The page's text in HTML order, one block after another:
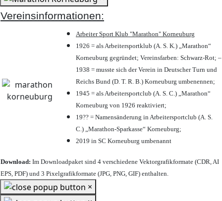
Vereinsinformationen:
Arbeiter Sport Klub "Marathon" Korneuburg
1926 = als Arbeitersportklub (A. S. K.) „Marathon“
Korneuburg gegründet; Vereinsfarben: Schwarz-Rot; –
1938 = musste sich der Verein in Deutscher Turn und
Reichs Bund (D. T. R. B.) Korneuburg umbenennen;
1945 = als Arbeitersportclub (A. S. C.) „Marathon“
Korneuburg von 1926 reaktiviert;
19?? = Namensänderung in Arbeitersportclub (A. S.
C.) „Marathon-Sparkasse“ Korneuburg;
2019 in SC Korneuburg umbenannt
Download: Im Downloadpaket sind 4 verschiedene Vektorgrafikformate (CDR, AI
EPS, PDF) und 3 Pixelgrafikformate (JPG, PNG, GIF) enthalten.
×